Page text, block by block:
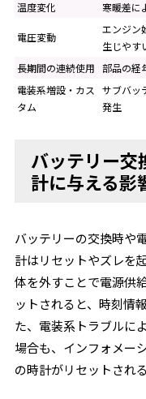
温度変化
寒暖差に
電圧変動
エンジン
生じやす
長期間の連続使用
部品の経
電装系増設・カス
タム
サブバッ
発生
バッテリー交
計に与える影
バッテリーの交換時や
計はリセットやズレを
体を外すことで電源供
ットされると、時刻情
た、電装系トラブルに
場合も、インフォメー
の時計がリセットされ